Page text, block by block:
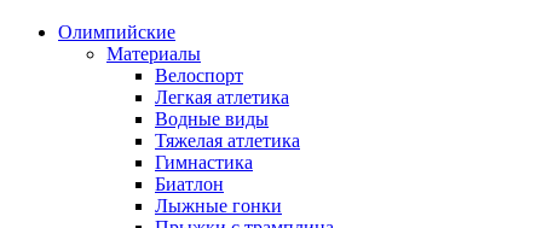
Олимпийские
Материалы
Велоспорт
Легкая атлетика
Водные виды
Тяжелая атлетика
Гимнастика
Биатлон
Лыжные гонки